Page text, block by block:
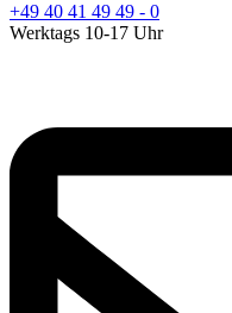
+49 40 41 49 49 - 0
Werktags 10-17 Uhr